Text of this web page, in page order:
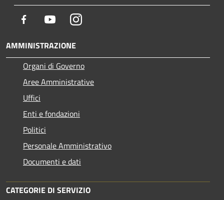
Facebook YoutubeInstagram
AMMINISTRAZIONE
Organi di Governo
Aree Amministrative
Uffici
Enti e fondazioni
Politici
Personale Amministrativo
Documenti e dati
CATEGORIE DI SERVIZIO